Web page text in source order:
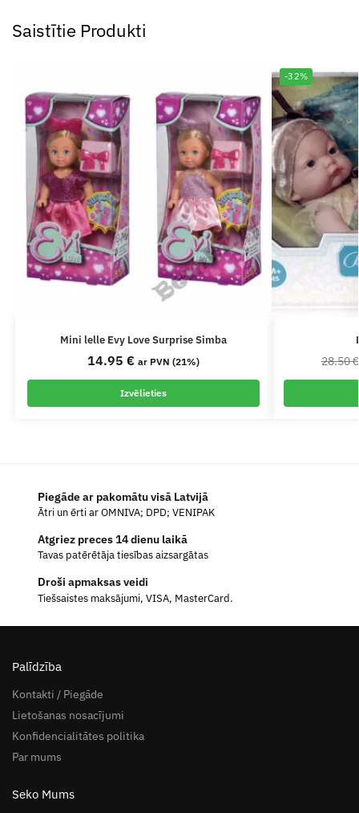
Saistītie Produkti
Mini lelle Evy Love Surprise Simba
14.95 € ar PVN (21%)
Izvēlieties
-32%
28.50€
Piegāde ar pakomātu visā Latvijā
Ātri un ērti ar OMNIVA; DPD; VENIPAK
Atgriez preces 14 dienu laikā
Tavas patērētāja tiesības aizsargātas
Droši apmaksas veidi
Tiešsaistes maksājumi, VISA, MasterCard.
Palīdzība
Kontakti / Piegāde
Lietošanas nosacījumi
Konfidencialitātes politika
Par mums
Seko Mums